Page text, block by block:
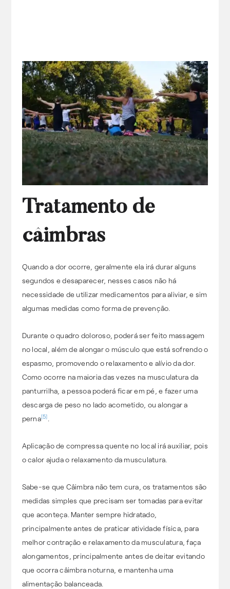
Tratamento de
câimbras
Quando a dor ocorre, geralmente ela irá durar alguns
segundos e desaparecer, nesses casos não há
necessidade de utilizar medicamentos para aliviar, e sim
algumas medidas como forma de prevenção.
Durante o quadro doloroso, poderá ser feito massagem
no local, além de alongar o músculo que está sofrendo o
espasmo, promovendo o relaxamento e alívio da dor.
Como ocorre na maioria das vezes na musculatura da
panturrilha, a pessoa poderá ficar em pé, e fazer uma
descarga de peso no lado acometido, ou alongar a
perna[5]
Aplicação de compressa quente no local irá auxiliar, pois
o calor ajuda o relaxamento da musculatura.
Sabe-se que Câimbra não tem cura, os tratamentos são
medidas simples que precisam ser tomadas para evitar
que aconteça. Manter sempre hidratado,
principalmente antes de praticar atividade física, para
melhor contração e relaxamento da musculatura, faça
alongamentos, principalmente antes de deitar evitando
que ocorra câimbra noturna, e mantenha uma
alimentação balanceada.